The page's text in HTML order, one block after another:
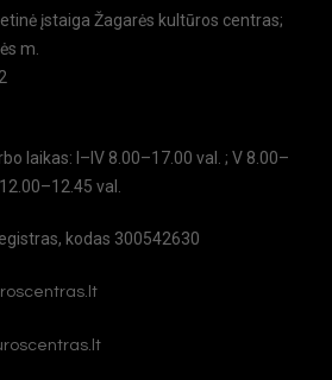
įstaiga Žagarės kultūros centras;
m.
laikas: I–IV 8.00–17.00 val. ; V 8.00–
val.
kodas 300542630